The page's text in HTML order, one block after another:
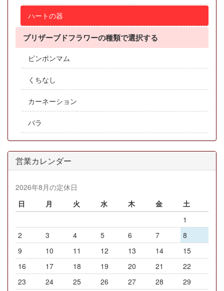
ハートの器
プリザーブドフラワーの種類で選択する
ピンポンマム
くちなし
カーネーション
バラ
営業カレンダー
2026年8月の定休日
日
月 火 水 木 金
土
1
2
3 4 5 6 7
8
9
10 11 12 13 14
15
16
17 18 19 20 21
22
23
24 25 26 27 28
29